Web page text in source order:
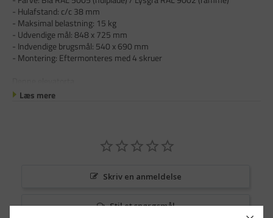
- Hulafstand: c/c 38 mm
- Maksimal belastning: 15 kg
- Udvendige mål: 848 x 725 mm
- Indvendige brugsmål: 540 x 690 mm
- Montering: Eftermonteres med 4 skruer
Læs mere
Skriv en anmeldelse
Stil et spørgsmål